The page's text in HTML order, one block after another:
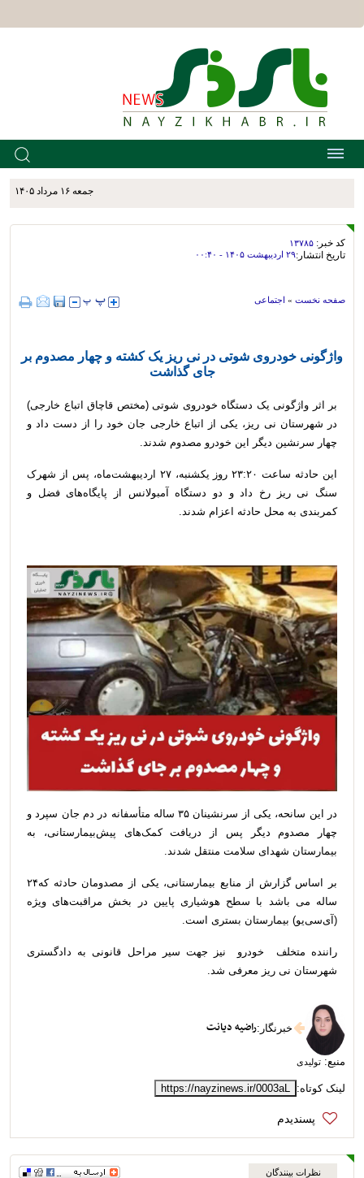
جمعه ۱۶ مرداد ۱۴۰۵
کد خبر: ۱۳۷۸۵
تاریخ انتشار:۲۹ ارديبهشت ۱۴۰۵ - ۰۰:۴۰
صفحه نخست » اجتماعی
واژگونی خودروی شوتی در نی ریز یک کشته و چهار مصدوم بر
جای گذاشت
بر اثر واژگونی یک دستگاه خودروی شوتی (مختص قاچاق اتباع خارجی)
در شهرستان نی ریز، یکی از اتباع خارجی جان خود را از دست داد و
چهار سرنشین دیگر این خودرو مصدوم شدند.
این حادثه ساعت ۲۳:۲۰ روز یکشنبه، ۲۷ اردیبهشت‌ماه، پس از شهرک
سنگ نی ریز رخ داد و دو دستگاه آمبولانس از پایگاه‌های فضل و
کمربندی به محل حادثه اعزام شدند.
در این سانحه، یکی از سرنشینان ۳۵ ساله متأسفانه در دم جان سپرد و
چهار مصدوم دیگر پس از دریافت کمک‌های پیش‌بیمارستانی، به
بیمارستان شهدای سلامت منتقل شدند.
بر اساس گزارش از منابع بیمارستانی، یکی از مصدومان حادثه که۲۴
ساله می باشد با سطح هوشیاری پایین در بخش مراقبت‌های ویژه
(آی‌سی‌یو) بیمارستان بستری است.
راننده متخلف خودرو نیز جهت سیر مراحل قانونی به دادگستری
شهرستان نی ریز معرفی شد.
خبرنگار :راضیه دیانت
منبع: تولیدی
لینک کوتاه: https://nayzinews.ir/0003aL
نظرات بینندگان